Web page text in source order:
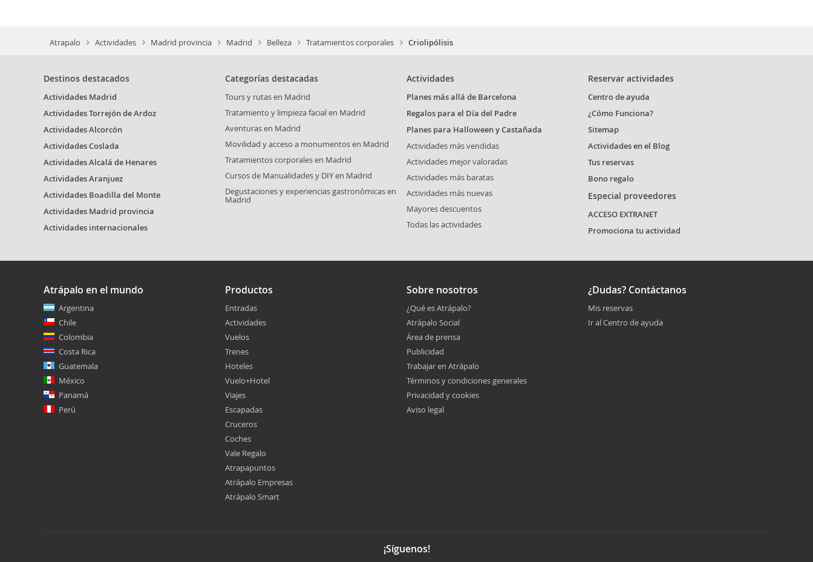
Atrapalo Actividades Madrid provincia Madrid Belleza Tratamientos corporales Criolipólisis
Destinos destacados
Actividades Madrid
Actividades Torrejón de Ardoz
Actividades Alcorcón
Actividades Coslada
Actividades Alcalá de Henares
Actividades Aranjuez
Actividades Boadilla del Monte
Actividades Madrid provincia
Actividades internacionales
Categorías destacadas
Tours y rutas en Madrid
Tratamiento y limpieza facial en Madrid
Aventuras en Madrid
Movilidad y acceso a monumentos en Madrid
Tratamientos corporales en Madrid
Cursos de Manualidades y DIY en Madrid
Degustaciones y experiencias gastronómicas en
Madrid
Actividades
Planes más allá de Barcelona
Regalos para el Día del Padre
Planes para Halloween y Castañada
Actividades más vendidas
Actividades mejor valoradas
Actividades más baratas
Actividades más nuevas
Mayores descuentos
Todas las actividades
Reservar actividades
Centro de ayuda
¿Cómo Funciona?
Sitemap
Actividades en el Blog
Tus reservas
Bono regalo
Especial proveedores
ACCESO EXTRANET
Promociona tu actividad
Atrápalo en el mundo
Argentina
Chile
Colombia
Costa Rica
Guatemala
México
Panamá
Perú
Productos
Entradas
Actividades
Vuelos
Trenes
Hoteles
Vuelo+Hotel
Viajes
Escapadas
Cruceros
Coches
Vale Regalo
Atrapapuntos
Atrápalo Empresas
Atrápalo Smart
Sobre nosotros
¿Qué es Atrápalo?
Atrápalo Social
Área de prensa
Publicidad
Trabajar en Atrápalo
Términos y condiciones generales
Privacidad y cookies
Aviso legal
¿Dudas? Contáctanos
Mis reservas
Ir al Centro de ayuda
¡Síguenos!